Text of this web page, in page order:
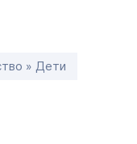
» Дети